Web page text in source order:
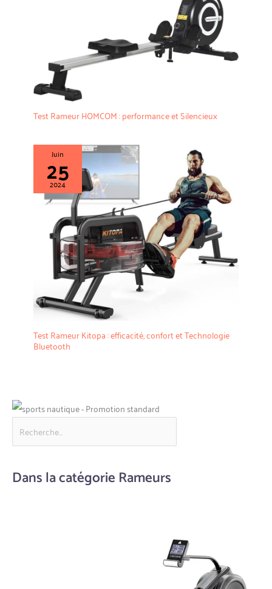
Test Rameur HOMCOM : performance et Silencieux
Juin
25
2024
Test Rameur Kitopa : efficacité, confort et Technologie
Bluetooth
Dans la catégorie Rameurs